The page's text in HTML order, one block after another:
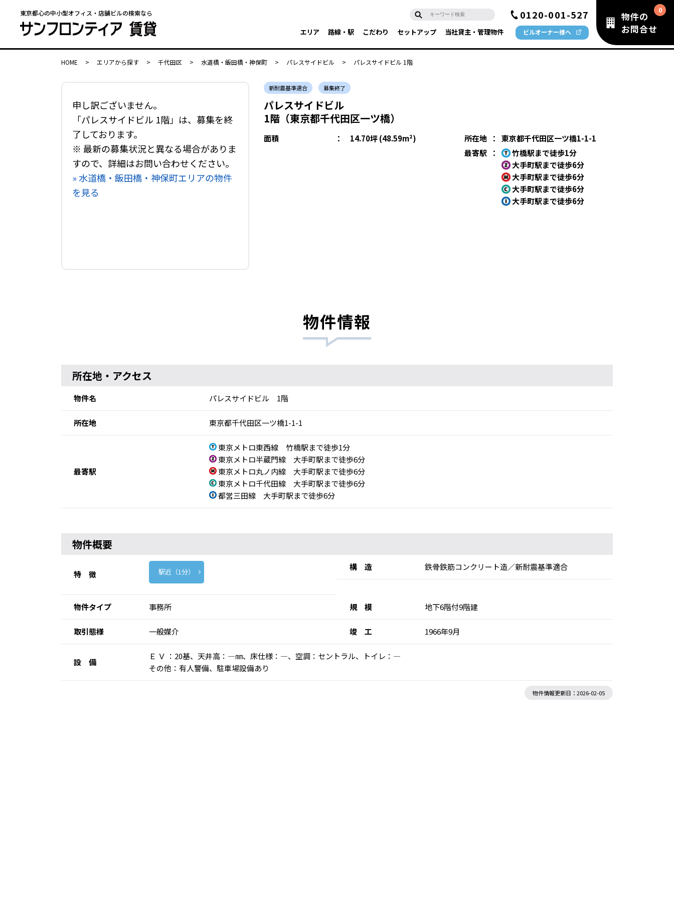
東京都心の中小型オフィス・店舗ビルの検索なら 0120-001-527
エリア 路線・駅 こだわり セットアップ 当社貸主・管理物件 ビルオーナー様へ
物件の
お問合せ
HOME > エリアから探す > 千代田区 > 水道橋・飯田橋・神保町 > パレスサイドビル > パレスサイドビル 1階
申し訳ございません。
「パレスサイドビル 1階」は、募集を終
了しております。
※ 最新の募集状況と異なる場合がありま
すので、詳細はお問い合わせください。
» 水道橋・飯田橋・神保町エリアの物件
を見る
新耐震基準適合 募集終了
パレスサイドビル
1階（東京都千代田区一ツ橋）
面積 ： 14.70坪 (48.59m²) 所在地 ：
東京都千代田区一ツ橋1-1-1
最寄駅
：
竹橋駅まで徒歩1分
大手町駅まで徒歩6分
大手町駅まで徒歩6分
大手町駅まで徒歩6分
大手町駅まで徒歩6分
物件情報
所在地・アクセス
物件名 パレスサイドビル 1階
所在地 東京都千代田区一ツ橋1-1-1
最寄駅
東京メトロ東西線 竹橋駅まで徒歩1分
東京メトロ半蔵門線 大手町駅まで徒歩6分
東京メトロ丸ノ内線 大手町駅まで徒歩6分
東京メトロ千代田線 大手町駅まで徒歩6分
都営三田線 大手町駅まで徒歩6分
物件概要
特 徴 駅近（1分） 構 造 鉄骨鉄筋コンクリート造／新耐震基準適合
物件タイプ 事務所 規 模 地下6階付9階建
取引態様 一般媒介 竣 工 1966年9月
設 備
Ｅ Ｖ ：20基、天井高：―㎜、床仕様：―、空調：セントラル、トイレ：―
その他：有人警備、駐車場設備あり
物件情報更新日：2026-02-05